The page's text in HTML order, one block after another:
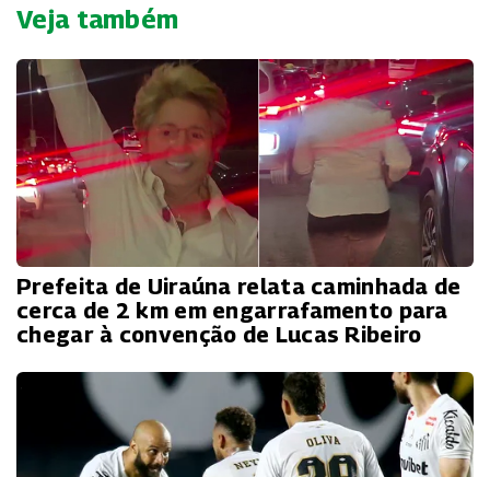
Veja também
Prefeita de Uiraúna relata caminhada de
cerca de 2 km em engarrafamento para
chegar à convenção de Lucas Ribeiro